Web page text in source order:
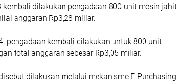
kembali dilakukan pengadaan 800 unit mesin jahit
anggaran Rp3,28 miliar.
pengadaan kembali dilakukan untuk 800 unit
total anggaran sebesar Rp3,05 miliar.
dilakukan melalui mekanisme E-Purchasing